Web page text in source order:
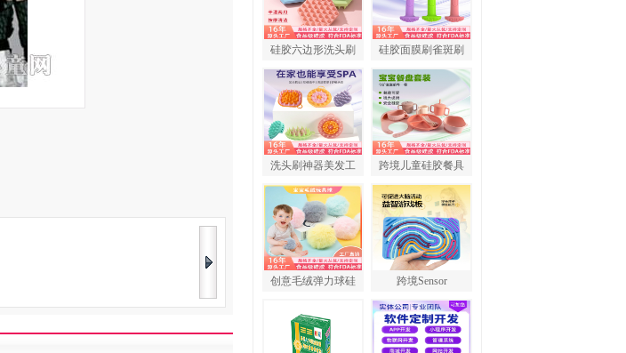
硅胶六边形洗头刷 硅胶面膜刷雀斑刷
洗头刷神器美发工 跨境儿童硅胶餐具
创意毛绒弹力球硅 跨境Sensor